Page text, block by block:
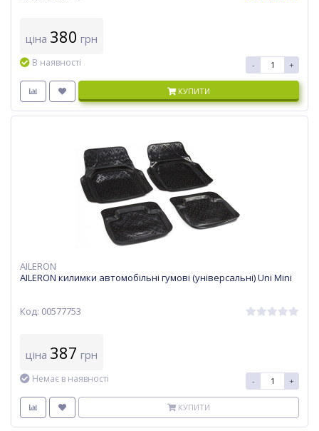
ціна 380 грн
В наявності - +
КУПИТИ
AILERON
AILERON килимки автомобільні гумові (універсальні) Uni Mini
Код: 00577753
ціна 387 грн
Немає в наявності - +
КУПИТИ